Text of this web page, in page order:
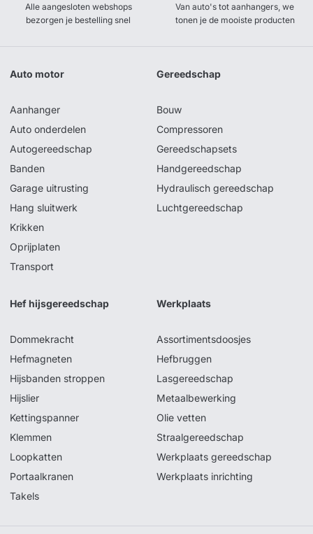
Alle aangesloten webshops
bezorgen je bestelling snel
Van auto's tot aanhangers, we
tonen je de mooiste producten
Auto motor
Aanhanger
Auto onderdelen
Autogereedschap
Banden
Garage uitrusting
Hang sluitwerk
Krikken
Oprijplaten
Transport
Gereedschap
Bouw
Compressoren
Gereedschapsets
Handgereedschap
Hydraulisch gereedschap
Luchtgereedschap
Hef hijsgereedschap
Dommekracht
Hefmagneten
Hijsbanden stroppen
Hijslier
Kettingspanner
Klemmen
Loopkatten
Portaalkranen
Takels
Werkplaats
Assortimentsdoosjes
Hefbruggen
Lasgereedschap
Metaalbewerking
Olie vetten
Straalgereedschap
Werkplaats gereedschap
Werkplaats inrichting